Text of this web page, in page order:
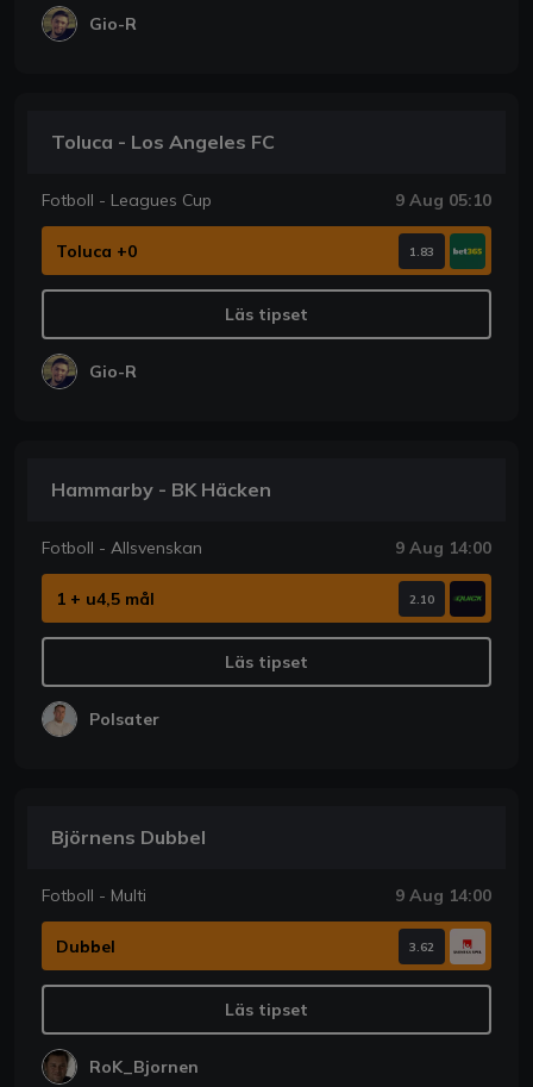
Gio-R
Toluca - Los Angeles FC
Fotboll - Leagues Cup 9 Aug 05:10
Toluca +0 1.83
Läs tipset
Gio-R
Hammarby - BK Häcken
Fotboll - Allsvenskan 9 Aug 14:00
1 + u4,5 mål 2.10
Läs tipset
Polsater
Björnens Dubbel
Fotboll - Multi 9 Aug 14:00
Dubbel 3.62
Läs tipset
RoK_Bjornen